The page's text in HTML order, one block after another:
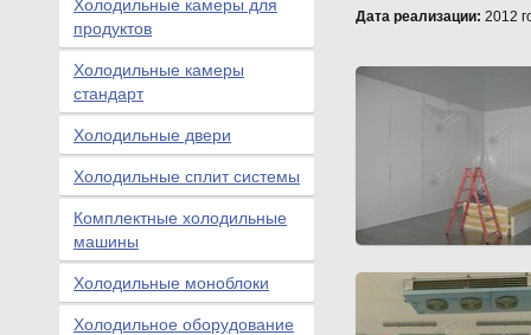
Дата реализации: 2012
Холодильные камеры для
продуктов
Холодильные камеры
стандарт
Холодильные двери
Холодильные сплит системы
Комплектные холодильные
машины
Холодильные моноблоки
Холодильное оборудование